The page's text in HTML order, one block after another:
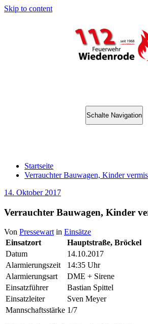
Skip to content
Schalte Navigation
Startseite
Verrauchter Bauwagen, Kinder
14. Oktober 2017
Verrauchter Bauwagen, Kinder
Von Pressewart in Einsätze
Einsatzort
Hauptstraße, Bröckel
Datum
14.10.2017
Alarmierungszeit
14:35 Uhr
Alarmierungsart
DME + Sirene
Einsatzführer
Bastian Spittel
Einsatzleiter
Sven Meyer
Mannschaftsstärke 1/7